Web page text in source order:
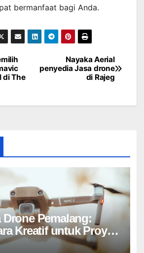
bermanfaat bagi Anda.
Nayaka Aerial
penyedia Jasa drone
di Rajeg
di The
Drone Pemalang:
Kreatif untuk Proyek
Batas】